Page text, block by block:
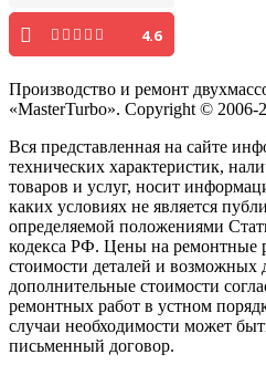
4.6
Производство и ремонт
«MasterTurbo». Copyright © 2006-
Вся представленная на сайте
технических характеристик,
товаров и услуг, носит
каких условиях не является
определяемой положениями
кодекса РФ. Цены на ремонтные
стоимости деталей и возможных
дополнительные стоимости
ремонтных работ в устном
случаи необходимости может
письменный договор.